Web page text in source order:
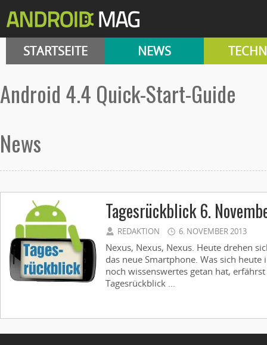
STARTSEITE NEWS
Android 4.4 Quick-Start-Guide
News
Tagesrückblick 6.
REDAKTION 6. NOVEMBER 2013
Nexus, Nexus, Nexus. Heute drehen
das neue Smartphone. Was sich
noch wissenswertes getan hat,
Tagesrückblick ...